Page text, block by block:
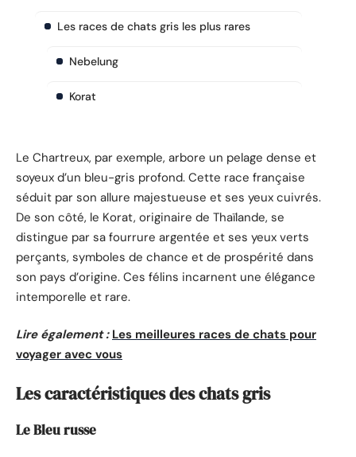
Les races de chats gris les plus rares
Nebelung
Korat
Le Chartreux, par exemple, arbore un pelage dense et
soyeux d’un bleu-gris profond. Cette race française
séduit par son allure majestueuse et ses yeux cuivrés.
De son côté, le Korat, originaire de Thaïlande, se
distingue par sa fourrure argentée et ses yeux verts
perçants, symboles de chance et de prospérité dans
son pays d’origine. Ces félins incarnent une élégance
intemporelle et rare.
Lire également : Les meilleures races de chats pour
voyager avec vous
Les caractéristiques des chats gris
Le Bleu russe